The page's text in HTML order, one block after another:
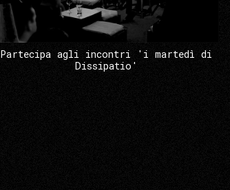
Partecipa agli incontri 'i martedì di
Dissipatio'